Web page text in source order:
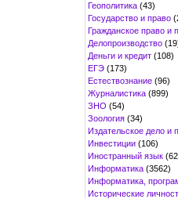
Геополитика (43)
Государство и право
Гражданское право и
Делопроизводство
Деньги и кредит (108)
ЕГЭ (173)
Естествознание (96)
Журналистика (899)
ЗНО (54)
Зоология (34)
Издательское дело и
Инвестиции (106)
Иностранный язык
Информатика (3562)
Информатика,
Исторические